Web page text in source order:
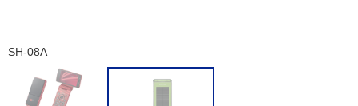
SH-08A